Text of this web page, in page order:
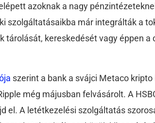
azoknak a nagy
szolgáltatásaikba már integrálták a
tárolását, kereskedését vagy éppen
szerint a bank a svájci Metaco
még májusban felvásárolt. A
el. A letétkezelési szolgáltatás